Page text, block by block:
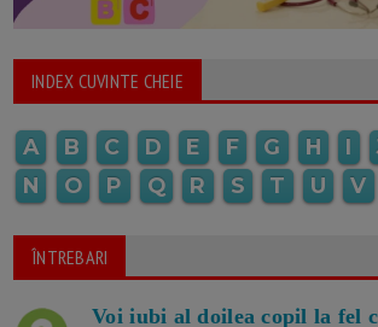
INDEX CUVINTE CHEIE
A B C D E F G H I
N
O P Q R S T U V
ÎNTREBARI
Voi iubi al doilea copil la fel